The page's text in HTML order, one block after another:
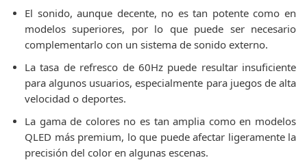
El sonido, aunque decente, no es tan potente como en
modelos superiores, por lo que puede ser necesario
complementarlo con un sistema de sonido externo.
La tasa de refresco de 60Hz puede resultar insuficiente
para algunos usuarios, especialmente para juegos de alta
velocidad o deportes.
La gama de colores no es tan amplia como en modelos
QLED más premium, lo que puede afectar ligeramente la
precisión del color en algunas escenas.